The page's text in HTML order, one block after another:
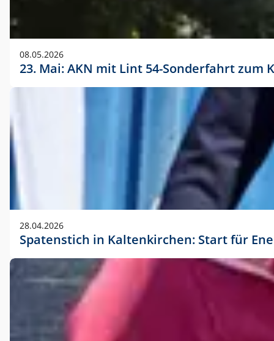
08.05.2026
23. Mai: AKN mit Lint 54-Sonderfahrt
28.04.2026
Spatenstich in Kaltenkirchen: Start für